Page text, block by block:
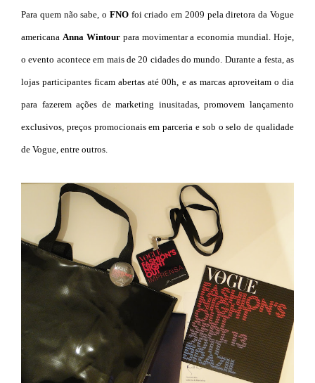
Para quem não sabe, o FNOfoi criado em 2009 pela diretora da Vogue
americana Anna Wintourpara movimentar a economia mundial. Hoje,
o evento acontece em mais de 20 cidades do mundo. Durante a festa, as
lojas participantes ficam abertas até 00h, e as marcas aproveitam o dia
para fazerem ações de marketing inusitadas, promovem lançamento
exclusivos, preços promocionais em parceria e sob o selo de qualidade
de Vogue, entre outros.